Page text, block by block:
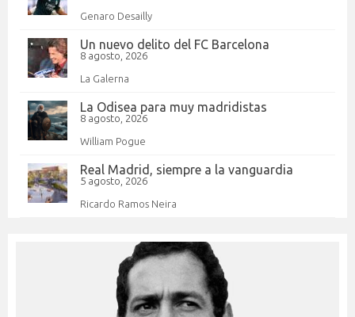
Genaro Desailly
Un nuevo delito del FC Barcelona
8 agosto, 2026
La Galerna
La Odisea para muy madridistas
8 agosto, 2026
William Pogue
Real Madrid, siempre a la vanguardia
5 agosto, 2026
Ricardo Ramos Neira